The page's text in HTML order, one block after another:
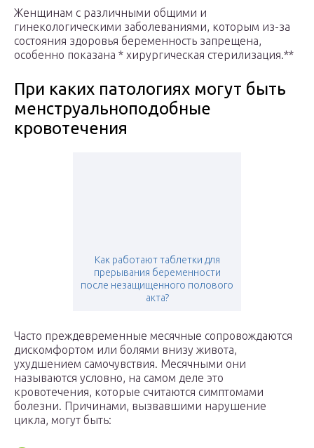
Женщинам с различными общими и
гинекологическими заболеваниями, которым из-за
состояния здоровья беременность запрещена,
особенно показана * хирургическая стерилизация.**
При каких патологиях могут быть
менструальноподобные
кровотечения
Как работают таблетки для
прерывания беременности
после незащищенного полового
акта?
Часто преждевременные месячные сопровождаются
дискомфортом или болями внизу живота,
ухудшением самочувствия. Месячными они
называются условно, на самом деле это
кровотечения, которые считаются симптомами
болезни. Причинами, вызвавшими нарушение
цикла, могут быть: